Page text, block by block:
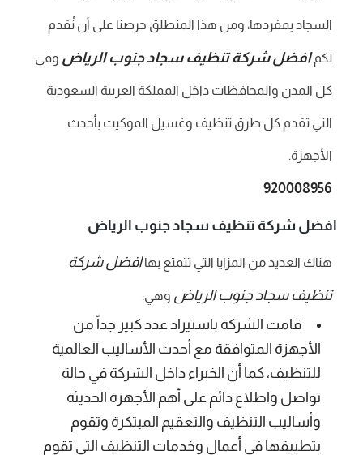
السجاد بمفردها، ومن هذا المنطلق حرصنا على أن نُقدم
لكمافضل شركة تنظيف سجاد جنوب الرياض وفي
كل المدن والمحافظات داخل المملكة العربية السعودية
التي تقدم كل طرق تنظيف وغسيل الموكيت بأحدث
الأجهزة.
920008956
افضل شركة تنظيف سجاد جنوب الرياض
هناك العديد من المزايا التي تتمتع بهاافضل شركة
تنظيف سجاد جنوب الرياض وهي:
قامت الشركة باستيراد عدد كبير جداً من
الأجهزة المتوافقة مع أحدث الأساليب العالمية
للتنظيف، كما أن الخبراء داخل الشركة في حالة
تواصل واطلاع دائم على أهم الأجهزة الحديثة
وأساليب التنظيف والتعقيم المبتكرة وتقوم
بتطبيقها في أعمال وخدمات التنظيف التي تقوم